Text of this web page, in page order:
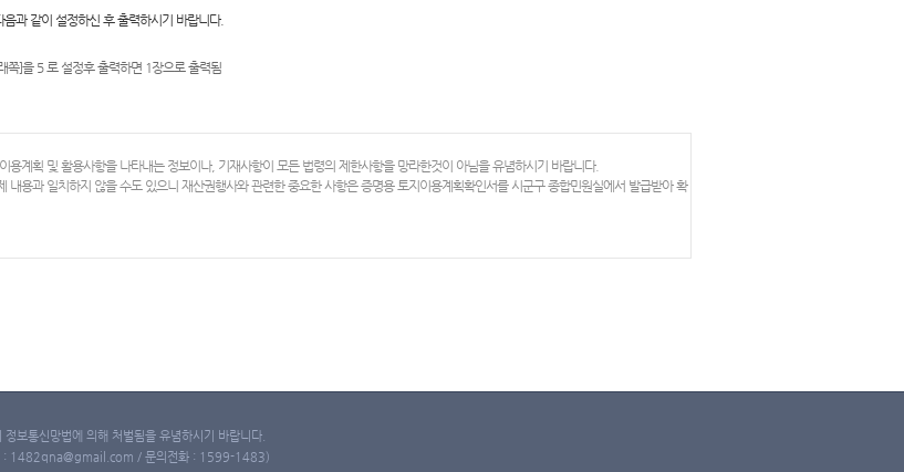
과 같이 설정하신 후 출력하시기 바랍니다.
]을 5 로 설정후 출력하면 1장으로 출력됨
용계획 및 활용사항을 나타내는 정보이나, 기재사항이 모든 법령의 제한사항을 망라한것이 아님을 유념하시기 바랍니다.
내용과 일치하지 않을 수도 있으니 재산권행사와 관련한 중요한 사항은 증명용 토지이용계획확인서를 시군구 종합민원실에서 발급받아 확
보통신망법에 의해 처벌됨을 유념하시기 바랍니다.
: 1482qna@gmail.com / 문의전화 : 1599-1483)